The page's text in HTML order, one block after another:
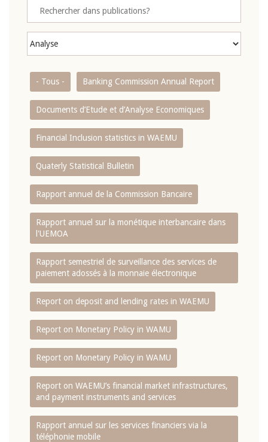
- Tous - Banking Commission Annual Report
Documents d’Etude et d’Analyse Economiques
Financial Inclusion statistics in WAEMU
Quaterly Statistical Bulletin
Rapport annuel de la Commission Bancaire
Rapport annuel sur la monétique interbancaire dans
l'UEMOA
Rapport semestriel de surveillance des services de
paiement adossés à la monnaie électronique
Report on deposit and lending rates in WAEMU
Report on Monetary Policy in WAMU
Report on Monetary Policy in WAMU
Report on WAEMU’s financial market infrastructures,
and payment instruments and services
Rapport annuel sur les services financiers via la
téléphonie mobile